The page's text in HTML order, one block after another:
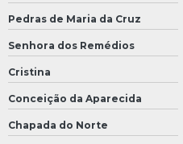
Pedras de Maria da Cruz
Senhora dos Remédios
Cristina
Conceição da Aparecida
Chapada do Norte